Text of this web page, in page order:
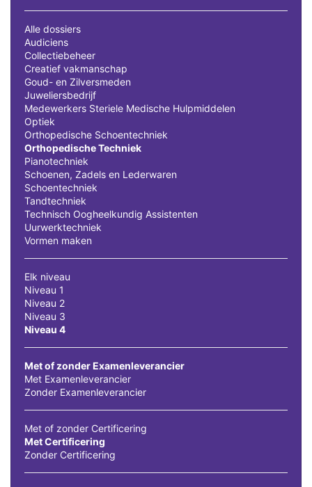
Alle dossiers
Audiciens
Collectiebeheer
Creatief vakmanschap
Goud- en Zilversmeden
Juweliersbedrijf
Medewerkers Steriele Medische Hulpmiddelen
Optiek
Orthopedische Schoentechniek
Orthopedische Techniek
Pianotechniek
Schoenen, Zadels en Lederwaren
Schoentechniek
Tandtechniek
Technisch Oogheelkundig Assistenten
Uurwerktechniek
Vormen maken
Elk niveau
Niveau 1
Niveau 2
Niveau 3
Niveau 4
Met of zonder Examenleverancier
Met Examenleverancier
Zonder Examenleverancier
Met of zonder Certificering
Met Certificering
Zonder Certificering